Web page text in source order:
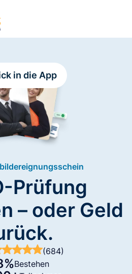
Prüfung
– oder Geld
(684)
Bestehen
in die App